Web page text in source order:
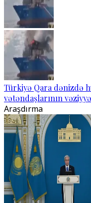
Türkiyə Qara dənizdə
vətəndaşlarının
Araşdırma